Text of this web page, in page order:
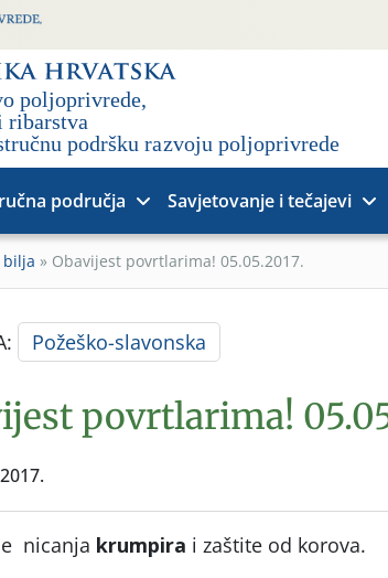
područja Savjetovanje i tečajevi
bilja » Obavijest povrtlarima! 05.05.2017.
Požeško-slavonska
povrtlarima!
nicanja krumpira i zaštite od korova.